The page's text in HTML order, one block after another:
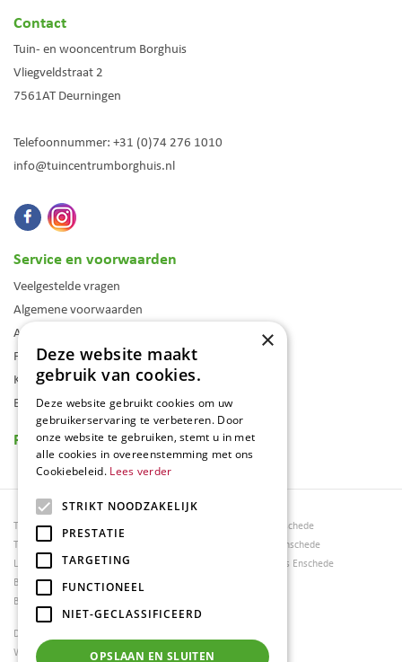
Contact
Tuin- en wooncentrum Borghuis
Vliegveldstraat 2
7561AT Deurningen
Telefoonnummer: +31 (0)74 276 1010
info@tuincentrumborghuis.nl
Service en voorwaarden
Veelgestelde vragen
Algemene voorwaarden
Assortiment
Folder
Klantenkaart
Blog
Reviews
Tuincentrum Borghuis
Tuinmeubels
Loungesets
Bloemen
Barbecues
Tuinmeubels Enschede
Tuinmeubelen Enschede
Woonaccessoires Enschede
Dierenwinkel Enschede
Weber bbq kopen Hengelo
×
Deze website maakt
gebruik van cookies.
Deze website gebruikt cookies om uw
gebruikerservaring te verbeteren. Door
onze website te gebruiken, stemt u in met
alle cookies in overeenstemming met ons
Cookiebeleid. Lees verder
STRIKT NOODZAKELIJK
PRESTATIE
TARGETING
FUNCTIONEEL
NIET-GECLASSIFICEERD
OPSLAAN EN SLUITEN